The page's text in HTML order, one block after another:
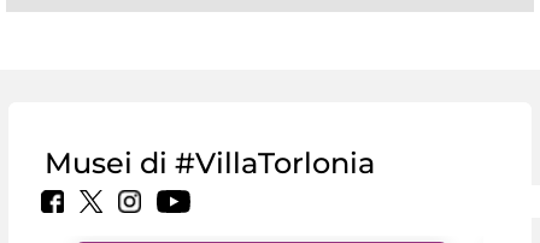
Musei di #VillaTorlonia